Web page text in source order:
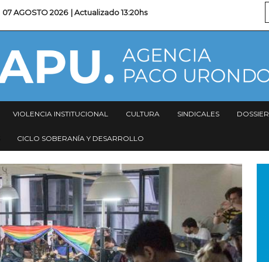
07 AGOSTO 2026 | Actualizado13:20hs
VIOLENCIA INSTITUCIONAL CULTURA SINDICALES DOSSIER
CICLO SOBERANÍA Y DESARROLLO